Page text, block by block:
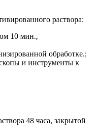
раствора:
10 мин.,
обработке.;
и инструменты к
48 часа, закрытой